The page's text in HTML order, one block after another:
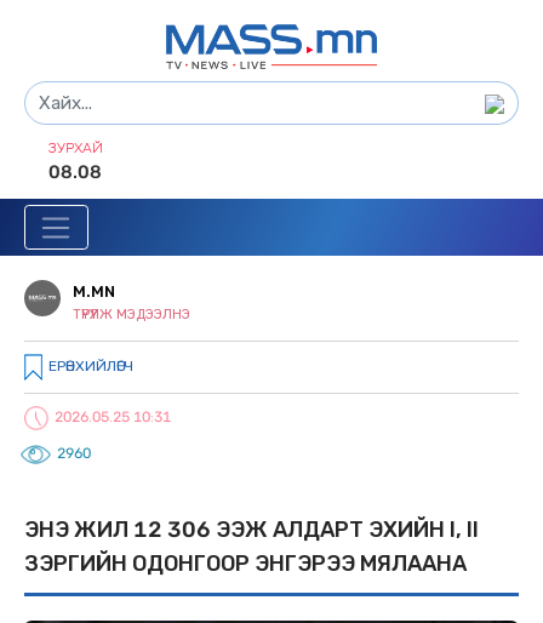
ЗУРХАЙ
08.08
M.MN
ТҮРҮҮЛЖ МЭДЭЭЛНЭ
ЕРӨНХИЙЛӨГЧ
2026.05.25 10:31
2960
ЭНЭ ЖИЛ 12 306 ЭЭЖ АЛДАРТ ЭХИЙН I, II
ЗЭРГИЙН ОДОНГООР ЭНГЭРЭЭ МЯЛААНА